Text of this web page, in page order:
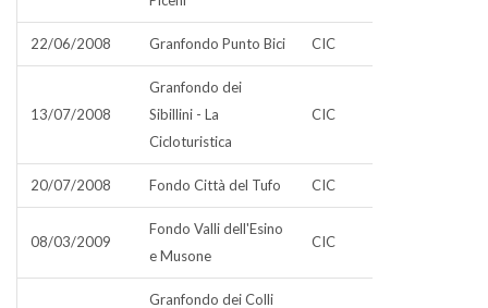
22/06/2008 Granfondo Punto Bici CIC
13/07/2008
Granfondo dei
Sibillini - La
Cicloturistica
CIC
20/07/2008 Fondo Città del Tufo CIC
08/03/2009
Fondo Valli dell'Esino
e Musone
CIC
Granfondo dei Colli